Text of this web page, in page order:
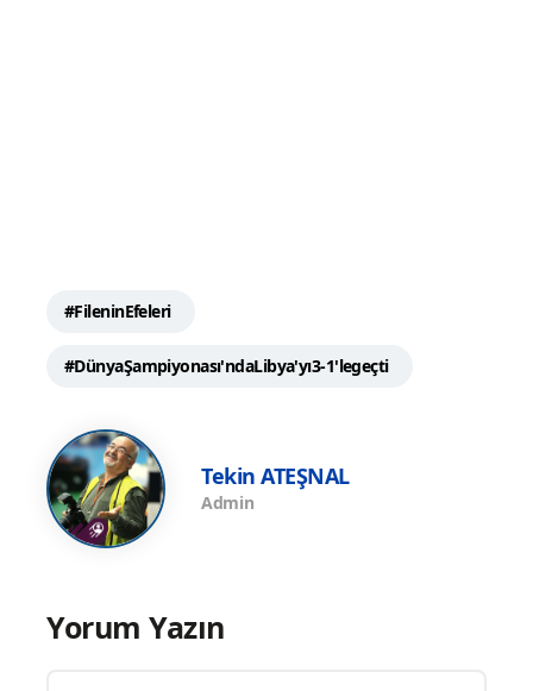
#FileninEfeleri
#DünyaŞampiyonası'ndaLibya'yı3-1'legeçti
Tekin ATEŞNAL
Admin
Yorum Yazın